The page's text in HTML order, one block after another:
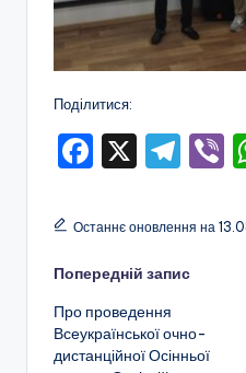
ї
р
д
и
Поділитися:
F
c
b
o
o
X
T
e
a
m
Останнє оновлення на
Навігація
по
Попередній запис
Про проведення
Всеукраїнської очно-
дистанційної Осінньої